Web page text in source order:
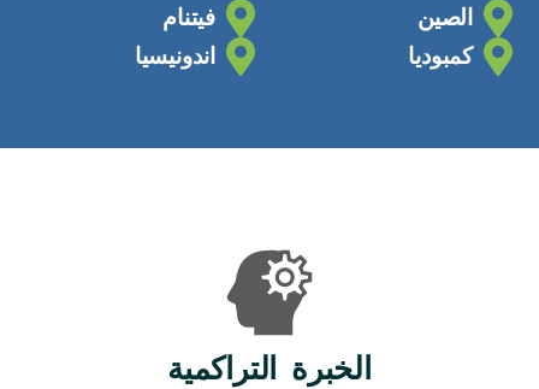
الصين
فيتنام
كمبوديا
اندونيسيا
الخبرة التراكمية